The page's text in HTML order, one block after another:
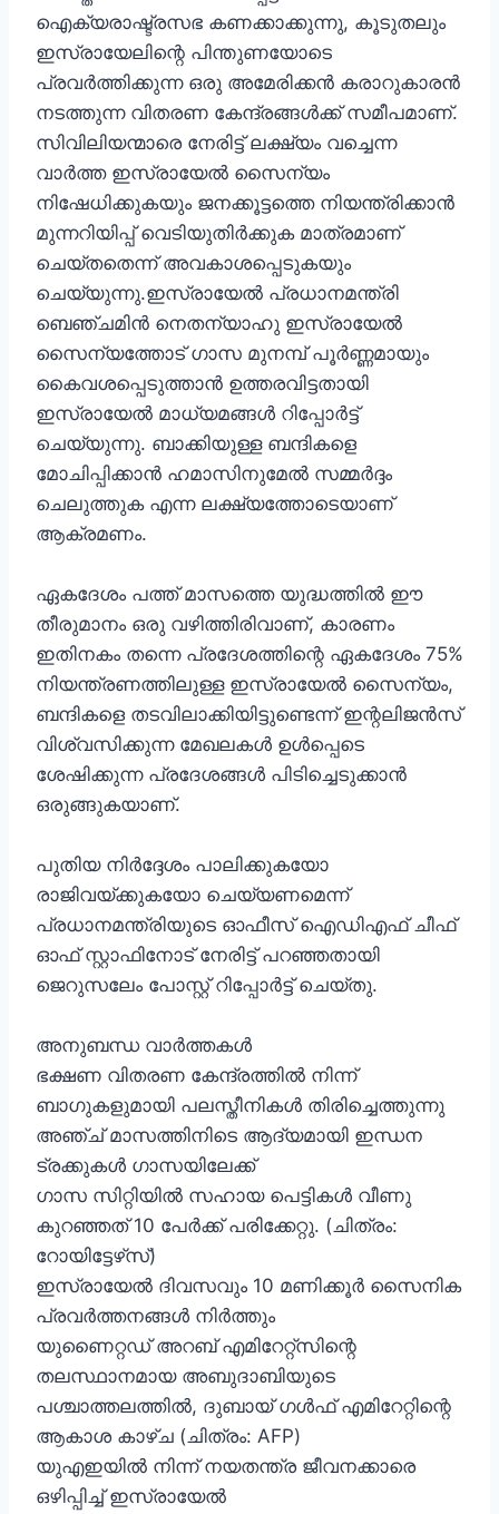
ഐക്യരാഷ്ട്രസഭ കണക്കാക്കുന്നു, കൂടുതലും
ഇസ്രായേലിന്റെ പിന്തുണയോടെ
പ്രവർത്തിക്കുന്ന ഒരു അമേരിക്കൻ കരാറുകാരൻ
നടത്തുന്ന വിതരണ കേന്ദ്രങ്ങൾക്ക് സമീപമാണ്.
സിവിലിയന്മാരെ നേരിട്ട് ലക്ഷ്യം വച്ചെന്ന
വാർത്ത ഇസ്രായേൽ സൈന്യം
നിഷേധിക്കുകയും ജനക്കൂട്ടത്തെ നിയന്ത്രിക്കാൻ
മുന്നറിയിപ്പ് വെടിയുതിർക്കുക മാത്രമാണ്
ചെയ്തതെന്ന് അവകാശപ്പെടുകയും
ചെയ്യുന്നു.ഇസ്രായേൽ പ്രധാനമന്ത്രി
ബെഞ്ചമിൻ നെതന്യാഹു ഇസ്രായേൽ
സൈന്യത്തോട് ഗാസ മുനമ്പ് പൂർണ്ണമായും
കൈവശപ്പെടുത്താൻ ഉത്തരവിട്ടതായി
ഇസ്രായേൽ മാധ്യമങ്ങൾ റിപ്പോർട്ട്
ചെയ്യുന്നു. ബാക്കിയുള്ള ബന്ദികളെ
മോചിപ്പിക്കാൻ ഹമാസിനുമേൽ സമ്മർദ്ദം
ചെലുത്തുക എന്ന ലക്ഷ്യത്തോടെയാണ്
ആക്രമണം.
ഏകദേശം പത്ത് മാസത്തെ യുദ്ധത്തിൽ ഈ
തീരുമാനം ഒരു വഴിത്തിരിവാണ്, കാരണം
ഇതിനകം തന്നെ പ്രദേശത്തിന്റെ ഏകദേശം 75%
നിയന്ത്രണത്തിലുള്ള ഇസ്രായേൽ സൈന്യം,
ബന്ദികളെ തടവിലാക്കിയിട്ടുണ്ടെന്ന് ഇന്റലിജൻസ്
വിശ്വസിക്കുന്ന മേഖലകൾ ഉൾപ്പെടെ
ശേഷിക്കുന്ന പ്രദേശങ്ങൾ പിടിച്ചെടുക്കാൻ
ഒരുങ്ങുകയാണ്.
പുതിയ നിർദ്ദേശം പാലിക്കുകയോ
രാജിവയ്ക്കുകയോ ചെയ്യണമെന്ന്
പ്രധാനമന്ത്രിയുടെ ഓഫീസ് ഐഡിഎഫ് ചീഫ്
ഓഫ് സ്റ്റാഫിനോട് നേരിട്ട് പറഞ്ഞതായി
ജെറുസലേം പോസ്റ്റ് റിപ്പോർട്ട് ചെയ്തു.
അനുബന്ധ വാർത്തകൾ
ഭക്ഷണ വിതരണ കേന്ദ്രത്തിൽ നിന്ന്
ബാഗുകളുമായി പലസ്തീനികൾ തിരിച്ചെത്തുന്നു
അഞ്ച് മാസത്തിനിടെ ആദ്യമായി ഇന്ധന
ട്രക്കുകൾ ഗാസയിലേക്ക്
ഗാസ സിറ്റിയിൽ സഹായ പെട്ടികൾ വീണു
കുറഞ്ഞത് 10 പേർക്ക് പരിക്കേറ്റു. (ചിത്രം:
റോയിട്ടേഴ്‌സ്)
ഇസ്രായേൽ ദിവസവും 10 മണിക്കൂർ സൈനിക
പ്രവർത്തനങ്ങൾ നിർത്തും
യുണൈറ്റഡ് അറബ് എമിറേറ്റ്‌സിന്റെ
തലസ്ഥാനമായ അബുദാബിയുടെ
പശ്ചാത്തലത്തിൽ, ദുബായ് ഗൾഫ് എമിറേറ്റിന്റെ
ആകാശ കാഴ്ച (ചിത്രം: AFP)
യുഎഇയിൽ നിന്ന് നയതന്ത്ര ജീവനക്കാരെ
ഒഴിപ്പിച്ച് ഇസ്രായേൽ